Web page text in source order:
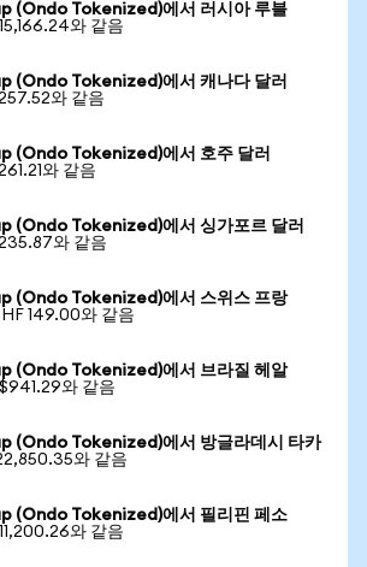
(Ondo Tokenized)에서 러시아 루블
와 같음
(Ondo Tokenized)에서 캐나다 달러
와 같음
(Ondo Tokenized)에서 호주 달러
와 같음
(Ondo Tokenized)에서 싱가포르 달러
와 같음
(Ondo Tokenized)에서 스위스 프랑
149.00와 같음
(Ondo Tokenized)에서 브라질 헤알
와 같음
(Ondo Tokenized)에서 방글라데시 타카
와 같음
(Ondo Tokenized)에서 필리핀 페소
와 같음